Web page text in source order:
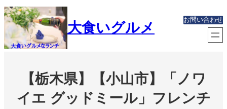
内
容
ス
キ
大食いグルメ お問い合わせ
【栃木県】【小山市】「ノワ
イエ グッドミール」フレンチ